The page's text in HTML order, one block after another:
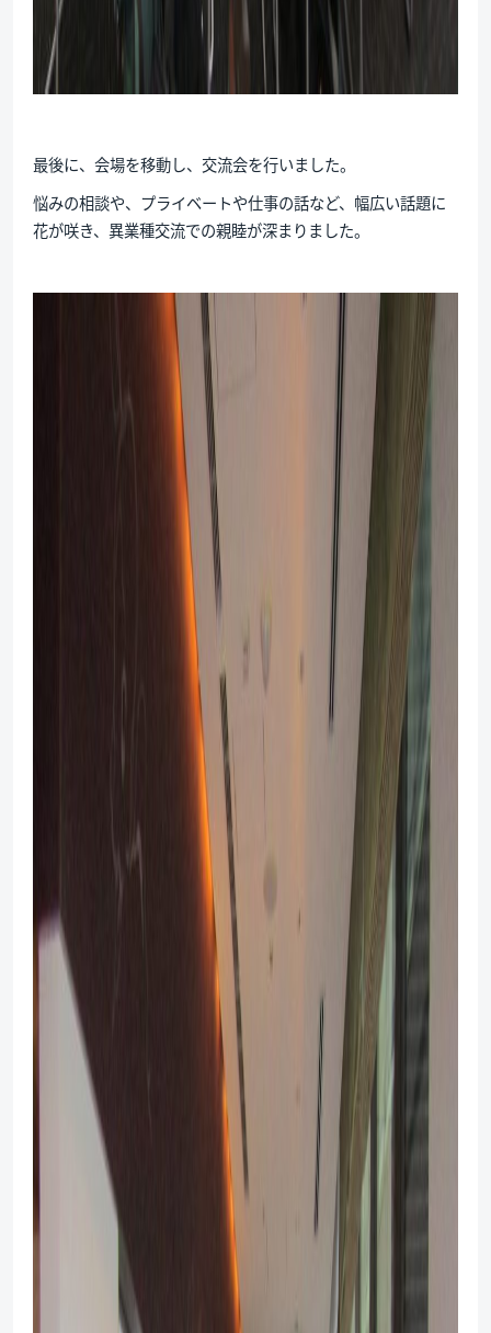
最後に、会場を移動し、交流会を行いました。
悩みの相談や、プライベートや仕事の話など、幅広い話題に
花が咲き、異業種交流での親睦が深まりました。